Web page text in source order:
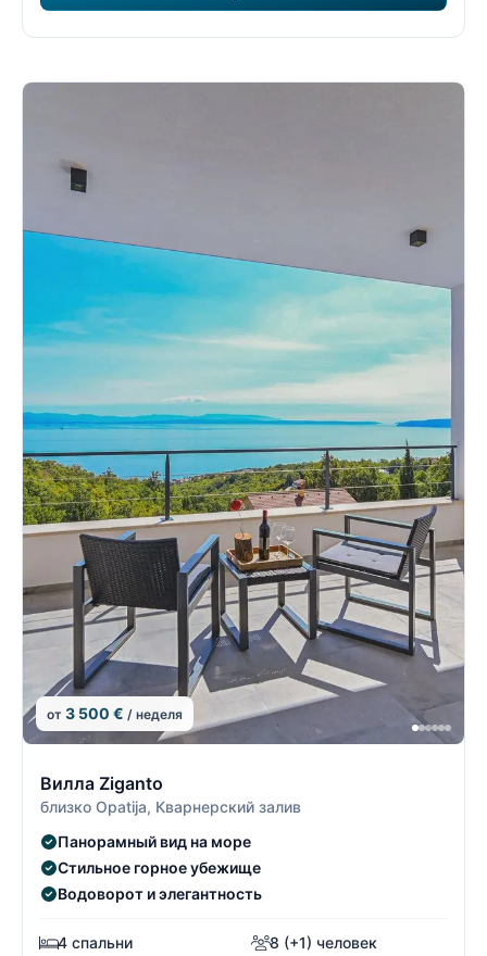
от 3 500 € / неделя
Вилла Ziganto
близко Opatija, Кварнерский залив
Панорамный вид на море
Стильное горное убежище
Водоворот и элегантность
4 спальни
8 (+1) человек